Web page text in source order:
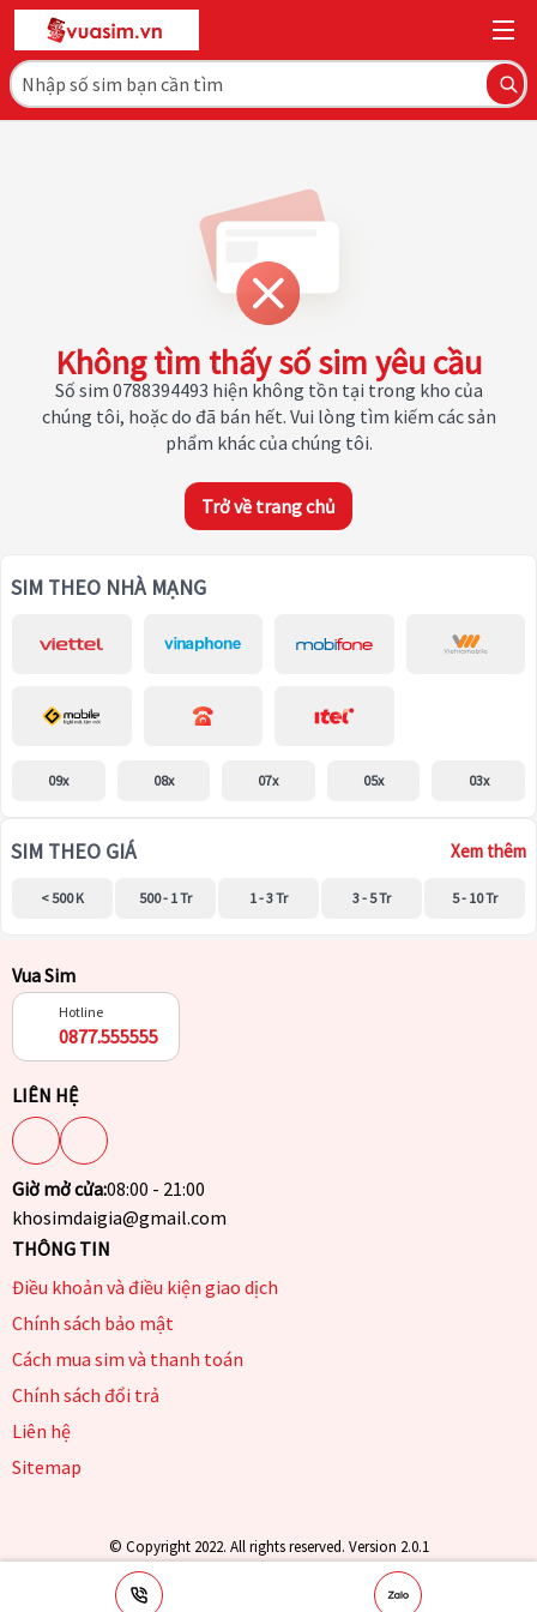
Không tìm thấy số sim yêu cầu
Số sim 0788394493 hiện không tồn tại trong kho của
chúng tôi, hoặc do đã bán hết. Vui lòng tìm kiếm các sản
phẩm khác của chúng tôi.
Trở về trang chủ
SIM THEO NHÀ MẠNG
09x 08x 07x 05x 03x
SIM THEO GIÁ Xem thêm
< 500 K 500 - 1 Tr 1 - 3 Tr 3 - 5 Tr 5 - 10 Tr
Vua Sim
Hotline
0877.555555
LIÊN HỆ
Giờ mở cửa:08:00 - 21:00
khosimdaigia@gmail.com
THÔNG TIN
Điều khoản và điều kiện giao dịch
Chính sách bảo mật
Cách mua sim và thanh toán
Chính sách đổi trả
Liên hệ
Sitemap
© Copyright 2022. All rights reserved. Version 2.0.1